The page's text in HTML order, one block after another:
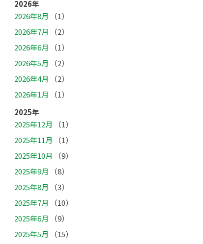
2026年
2026年8月
（1）
2026年7月
（2）
2026年6月
（1）
2026年5月
（2）
2026年4月
（2）
2026年1月
（1）
2025年
2025年12月
（1）
2025年11月
（1）
2025年10月
（9）
2025年9月
（8）
2025年8月
（3）
2025年7月
（10）
2025年6月
（9）
2025年5月
（15）